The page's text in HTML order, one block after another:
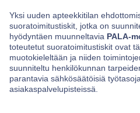
Yksi uuden apteekkitilan
suoratoimitustiskit, jotka on
hyödyntäen muunneltavia PALA-
toteutetut suoratoimitustiskit ovat
muotokieleltään ja niiden
suunniteltu henkilökunnan
parantavia sähkösäätöisiä
asiakaspalvelupisteissä.